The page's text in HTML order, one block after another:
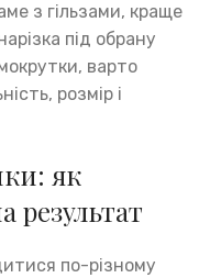
з гільзами, краще
під обрану
варто
розмір і
як
результат
по-різному